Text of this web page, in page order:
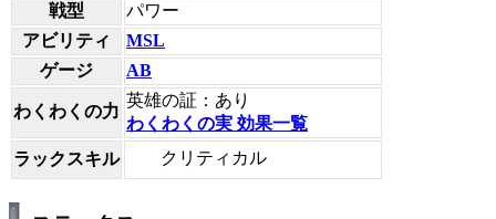
戦型
パワー
アビリティ
MSL
ゲージ
AB
わくわくの力
英雄の証：あり
わくわくの実 効果一覧
ラックスキル
クリティカル